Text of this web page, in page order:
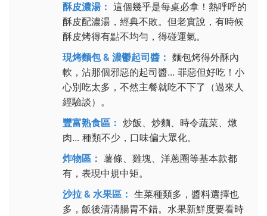
酥皮濃湯： 這個幾乎是每桌必拿！熱呼呼的
酥皮配濃湯，經典不敗。但老實說，有時候
酥皮烤得有點不均勻，得碰運氣。
現烤麵包 & 濃鬱起司醬： 麵包烤得外酥內
軟，沾那個邪惡的起司醬... 罪惡但好吃！小
心別吃太多，不然主餐就吃不下了（過來人
經驗談）。
豐富熟食區： 炒飯、炒麵、時令蔬菜、燉
肉... 種類不少，口味偏大眾化。
炸物區： 薯條、雞塊、洋蔥圈等基本款都
有，表現中規中矩。
沙拉 & 水果區： 生菜種類多，醬料選擇也
多，飯後清清腸胃不錯。水果新鮮度要看時